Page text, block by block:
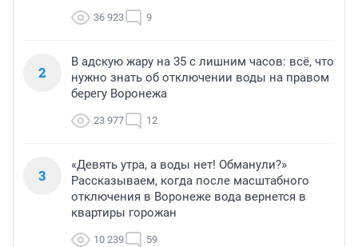
36 923 9
2
В адскую жару на 35 с лишним часов: всё, что
нужно знать об отключении воды на правом
берегу Воронежа
23 977 12
3
«Девять утра, а воды нет! Обманули?»
Рассказываем, когда после масштабного
отключения в Воронеже вода вернется в
квартиры горожан
10 239 59